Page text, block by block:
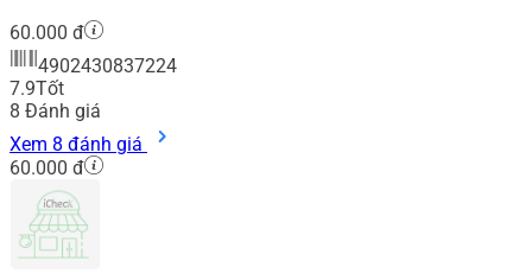
60.000 đ
4902430837224
7.9Tốt
8 Đánh giá
Xem 8 đánh giá
60.000 đ